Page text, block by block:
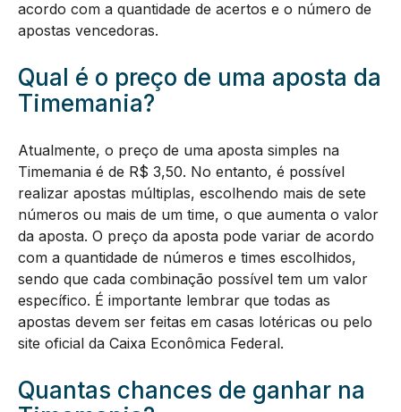
acordo com a quantidade de acertos e o número de
apostas vencedoras.
Qual é o preço de uma aposta da
Timemania?
Atualmente, o preço de uma aposta simples na
Timemania é de R$ 3,50. No entanto, é possível
realizar apostas múltiplas, escolhendo mais de sete
números ou mais de um time, o que aumenta o valor
da aposta. O preço da aposta pode variar de acordo
com a quantidade de números e times escolhidos,
sendo que cada combinação possível tem um valor
específico. É importante lembrar que todas as
apostas devem ser feitas em casas lotéricas ou pelo
site oficial da Caixa Econômica Federal.
Quantas chances de ganhar na